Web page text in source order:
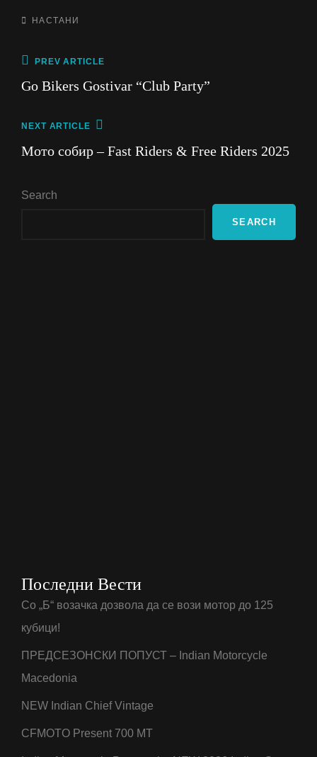
CATEGORIES
НАСТАНИ
Post
navigation
Previous
PREV ARTICLE
Go Bikers Gostivar “Club Party”
Next
NEXT ARTICLE
Мото собир – Fast Riders & Free Riders 2025
Search
SEARCH
Последни Вести
Со „Б“ возачка дозвола да се вози мотор до 125
кубици!
ПРЕДСЕЗОНСКИ ПОПУСТ – Indian Motorcycle
Macedonia
NEW Indian Chief Vintage
CFMOTO Present 700 MT